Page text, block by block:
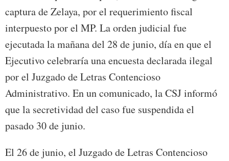
captura de Zelaya, por el requerimiento fiscal
interpuesto por el MP. La orden judicial fue
ejecutada la mañana del 28 de junio, día en que el
Ejecutivo celebraría una encuesta declarada ilegal
por el Juzgado de Letras Contencioso
Administrativo. En un comunicado, la CSJ informó
que la secretividad del caso fue suspendida el
pasado 30 de junio.
El 26 de junio, el Juzgado de Letras Contencioso